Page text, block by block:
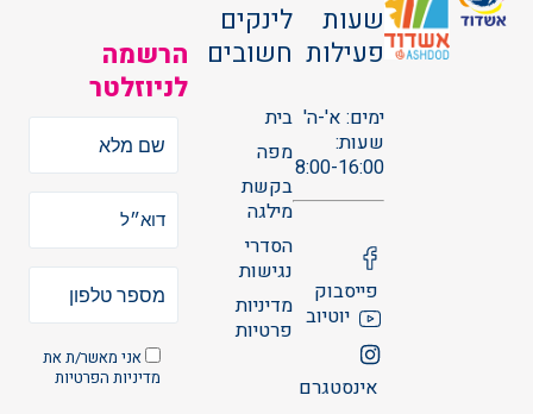
שעות
פעילות
ימים: א'-ה'
שעות:
8:00-16:00
פייסבוק
יוטיוב
אינסטגרם
לינקים
חשובים
בית
מפה
בקשת
מילגה
הסדרי
נגישות
מדיניות
פרטיות
הרשמה
לניוזלטר
אני מאשר/ת את
מדיניות הפרטיות